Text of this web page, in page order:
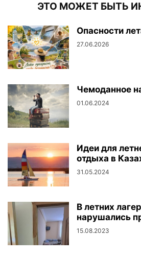
ЭТО МОЖЕТ БЫТЬ
Опасности
27.06.2026
Чемоданное
01.06.2024
Идеи для
отдыха в
31.05.2024
В летних
нарушались
15.08.2023